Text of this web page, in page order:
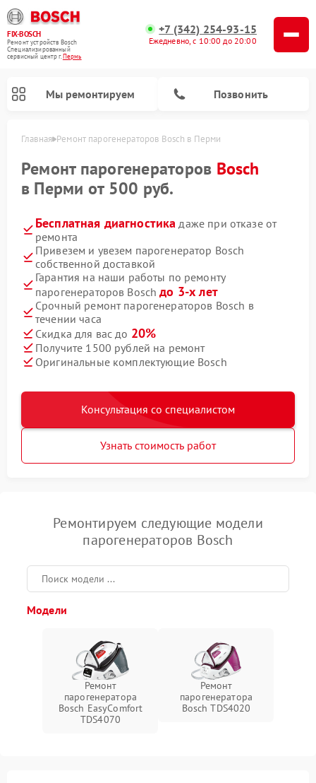
FIX-BOSCH
Ремонт устройств Bosch
Специализированный
cервисный центр г.Пермь
+7 (342) 254-93-15
Ежедневно, с 10:00 до 20:00
Мы ремонтируем Позвонить
Главная Ремонт парогенераторов Bosch в Перми
Ремонт парогенераторов Bosch
в Перми от 500 руб.
Бесплатная диагностика даже при отказе от
ремонта
Привезем и увезем парогенератор Bosch
собственной доставкой
Гарантия на наши работы по ремонту
парогенераторов Boschдо 3-х лет
Срочный ремонт парогенераторов Bosch в
течении часа
Скидка для вас до 20%
Получите 1500 рублей на ремонт
Оригинальные комплектующие Bosch
Консультация со специалистом
Узнать стоимость работ
Ремонтируем следующие модели
парогенераторов Bosch
Модели
Ремонт
парогенератора
Bosch EasyComfort
TDS4070
Ремонт
парогенератора
Bosch TDS4020